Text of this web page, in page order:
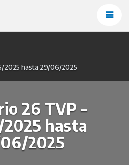
2025 hasta 29/06/2025
26 TVP –
hasta
2025